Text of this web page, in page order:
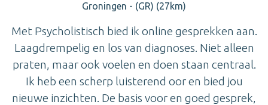
Groningen - (GR) (27km)
Met Psycholistisch bied ik online gesprekken aan.
Laagdrempelig en los van diagnoses. Niet alleen
praten, maar ook voelen en doen staan centraal.
Ik heb een scherp luisterend oor en bied jou
nieuwe inzichten. De basis voor en goed gesprek,